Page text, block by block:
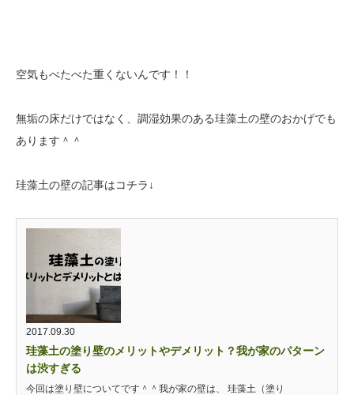
空気もべたべた重くないんです！！
無垢の床だけではなく、調湿効果のある珪藻土の壁のおかげでも
あります＾＾
珪藻土の壁の記事はコチラ↓
2017.09.30
珪藻土の塗り壁のメリットやデメリット？我が家のパターン
は渋すぎる
今回は塗り壁についてです＾＾我が家の壁は、 珪藻土（塗り